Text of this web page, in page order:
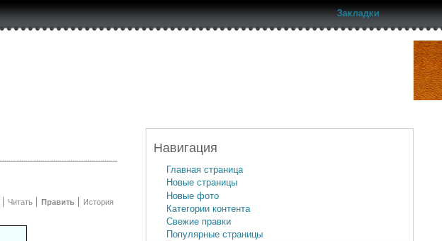
Закладки
Читать Править История
Навигация
Главная страница
Новые страницы
Новые фото
Категории контента
Свежие правки
Популярные страницы